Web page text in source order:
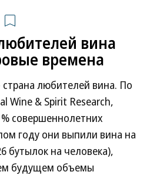
вина
времена
любителей вина. По
Wine & Spirit Research,
совершеннолетних
году они выпили вина на
бутылок на человека),
будущем объемы